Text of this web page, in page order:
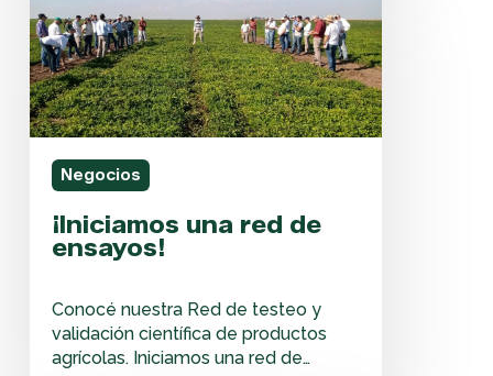
óptimas. Estamos seguros de que el
confort de las vacas es la base de un
buen desempeño productivo. Por
este motivo, estuvimos capacitando
a nuestros equipos…
red
de
ensayos!
Negocios
¡Iniciamos una red de
ensayos!
Conocé nuestra Red de testeo y
validación científica de productos
agrícolas. Iniciamos una red de